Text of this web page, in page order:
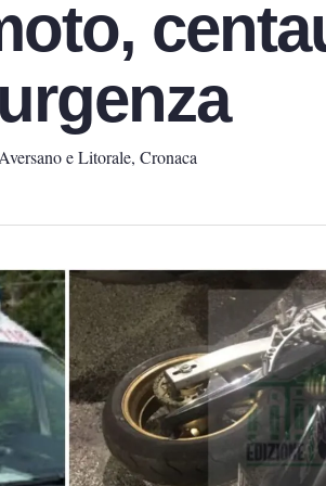
e Litorale, Cronaca